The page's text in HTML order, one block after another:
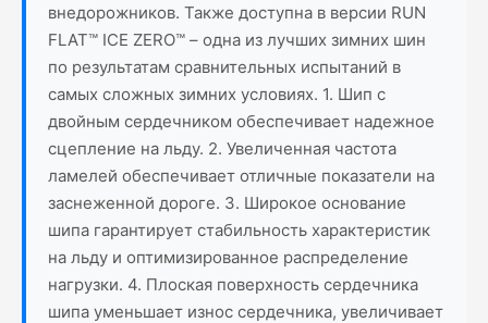
внедорожников. Также доступна в версии RUN
FLAT™ ICE ZERO™ – одна из лучших зимних шин
по результатам сравнительных испытаний в
самых сложных зимних условиях. 1. Шип с
двойным сердечником обеспечивает надежное
сцепление на льду. 2. Увеличенная частота
ламелей обеспечивает отличные показатели на
заснеженной дороге. 3. Широкое основание
шипа гарантирует стабильность характеристик
на льду и оптимизированное распределение
нагрузки. 4. Плоская поверхность сердечника
шипа уменьшает износ сердечника, увеличивает